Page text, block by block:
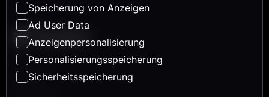
Speicherung von Anzeigen
Ad User Data
Anzeigenpersonalisierung
Personalisierungsspeicherung
Sicherheitsspeicherung
AGB
Impressum